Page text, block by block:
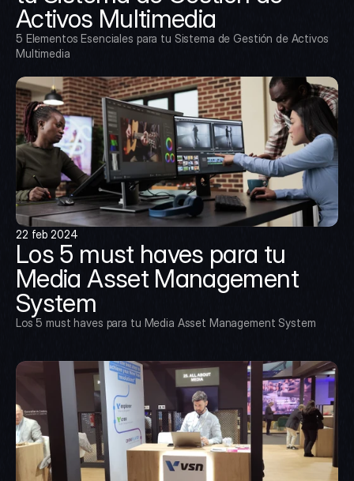
Activos Multimedia
5 Elementos Esenciales para tu Sistema de Gestión de Activos
Multimedia
22 feb 2024
Los 5 must haves para tu
Media Asset Management
System
Los 5 must haves para tu Media Asset Management System